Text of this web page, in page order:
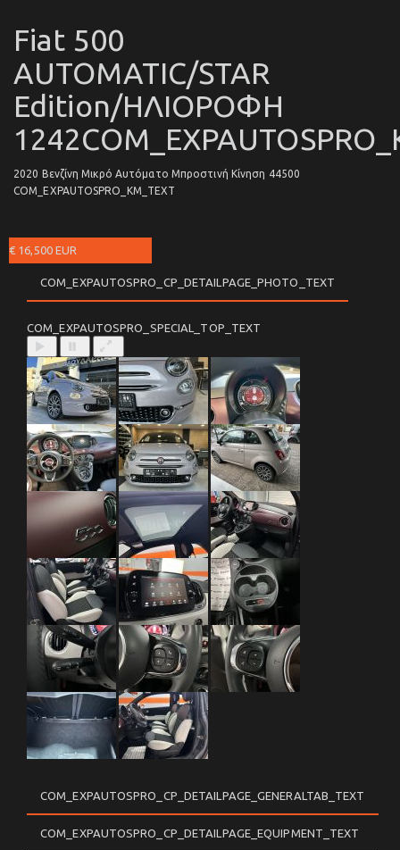
Fiat 500
AUTOMATIC/STAR
Edition/ΗΛΙΟΡΟΦΗ
2020 Βενζίνη Μικρό Αυτόματο Μπροστινή Κίνηση 44500
COM_EXPAUTOSPRO_KM_TEXT
€ 16,500 EUR
COM_EXPAUTOSPRO_CP_DETAILPAGE_PHOTO_TEXT
COM_EXPAUTOSPRO_SPECIAL_TOP_TEXT
COM_EXPAUTOSPRO_CP_DETAILPAGE_GENERALTAB_TEXT
COM_EXPAUTOSPRO_CP_DETAILPAGE_EQUIPMENT_TEXT